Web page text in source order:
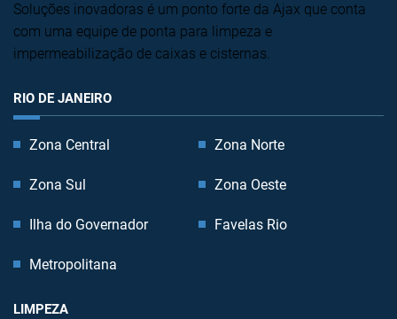
Soluções inovadoras é um ponto forte da Ajax que conta
com uma equipe de ponta para limpeza e
impermeabilização de caixas e cisternas.
RIO DE JANEIRO
Zona Central Zona Norte
Zona Sul Zona Oeste
Ilha do Governador Favelas Rio
Metropolitana
LIMPEZA